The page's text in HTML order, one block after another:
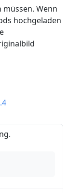
Wenn
hochgeladen